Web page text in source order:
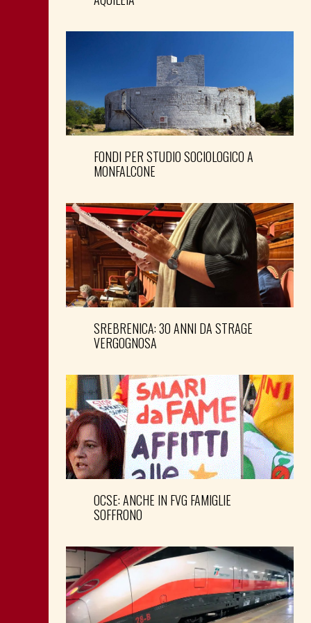
FONDI PER STUDIO SOCIOLOGICO A
MONFALCONE
SREBRENICA: 30 ANNI DA STRAGE
VERGOGNOSA
OCSE: ANCHE IN FVG FAMIGLIE
SOFFRONO